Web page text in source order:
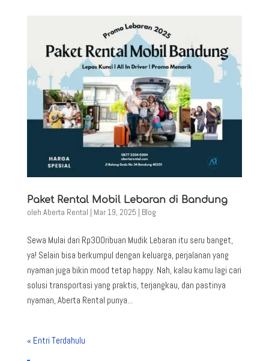
Paket Rental Mobil Lebaran di Bandung
oleh Aberta Rental | Mar 19, 2025 | Blog
Sewa Mulai dari Rp300ribuan Mudik Lebaran itu seru banget,
ya! Selain bisa berkumpul dengan keluarga, perjalanan yang
nyaman juga bikin mood tetap happy. Nah, kalau kamu lagi cari
solusi transportasi yang praktis, terjangkau, dan pastinya
nyaman, Aberta Rental punya...
« Entri Terdahulu